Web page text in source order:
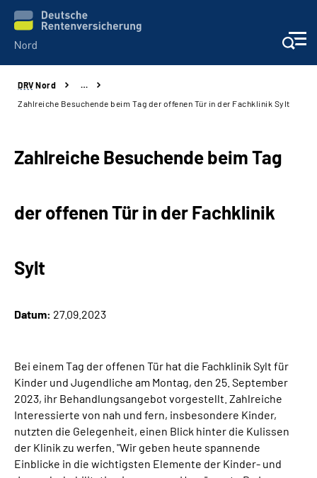
Aktuelles
Presse
Inhalte in Gebärdensprache (DGS)
Leichte Sprache
Suche
DRV Nord
…
Zahlreiche Besuchende beim Tag der offenen Tür in der Fachklinik Sylt
Zahlreiche Besuchende beim Tag
der offenen Tür in der Fachklinik
Sylt
Datum: 27.09.2023
Bei einem Tag der offenen Tür hat die Fachklinik Sylt für
Kinder und Jugendliche am Montag, den 25. September
2023, ihr Behandlungsangebot vorgestellt. Zahlreiche
Interessierte von nah und fern, insbesondere Kinder,
nutzten die Gelegenheit, einen Blick hinter die Kulissen
der Klinik zu werfen. "Wir geben heute spannende
Einblicke in die wichtigsten Elemente der Kinder- und